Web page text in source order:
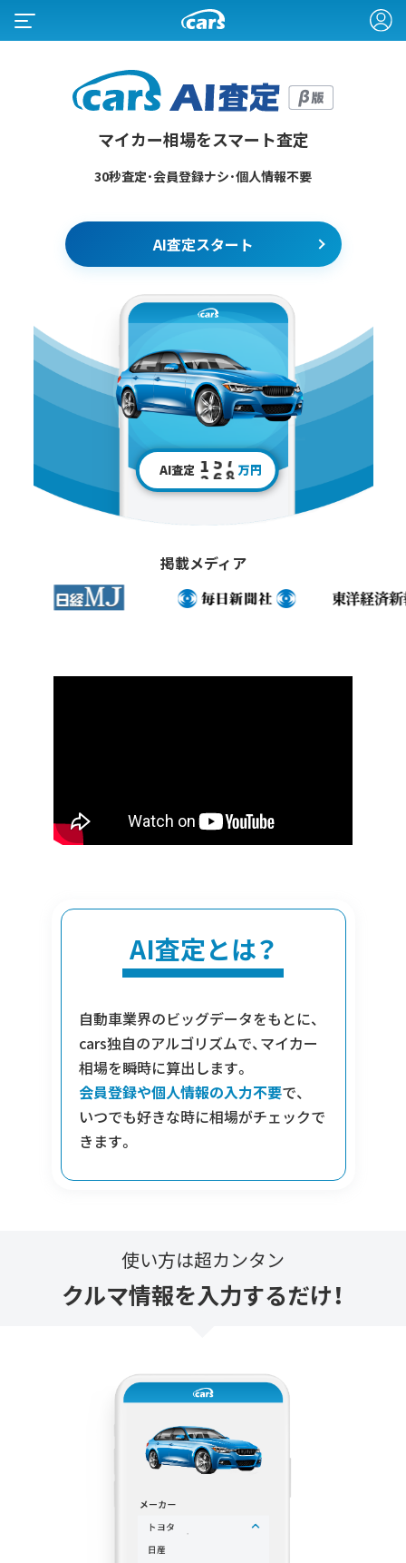
マイカー相場をスマート査定
30秒査定･会員登録ナシ･個人情報不要
AI査定スタート
AI査定
0
2
3
4
5
6
8
9
0
0
2
3
4
5
7
9
0
1
2
3
4
5
6
8
万円
掲載メディア
AI査定とは？
自動車業界のビッグデータをもとに、
cars独自のアルゴリズムで、マイカー
相場を瞬時に算出します。
会員登録や個人情報の入力不要で、
いつでも好きな時に相場がチェックで
きます。
使い方は超カンタン
クルマ情報を入力するだけ！